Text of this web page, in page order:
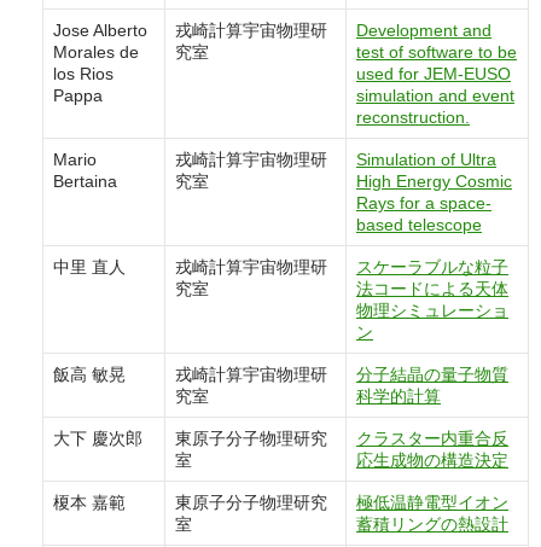
Jose Alberto
Morales de
los Rios
Pappa
戎崎計算宇宙物理研
究室
Development and
test of software to be
used for JEM-EUSO
simulation and event
reconstruction.
Mario
Bertaina
戎崎計算宇宙物理研
究室
Simulation of Ultra
High Energy Cosmic
Rays for a space-
based telescope
中里 直人
戎崎計算宇宙物理研
究室
スケーラブルな粒子
法コードによる天体
物理シミュレーショ
ン
飯高 敏晃
戎崎計算宇宙物理研
究室
分子結晶の量子物質
科学的計算
大下 慶次郎
東原子分子物理研究
室
クラスター内重合反
応生成物の構造決定
榎本 嘉範
東原子分子物理研究
室
極低温静電型イオン
蓄積リングの熱設計